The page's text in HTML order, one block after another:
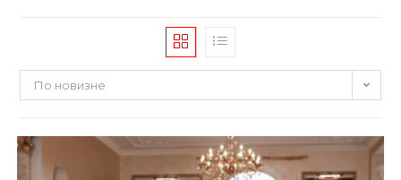
По новизне